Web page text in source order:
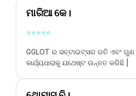
ମାରିଆ କେ।
⭐⭐⭐⭐⭐
GGLOT ର ସବ୍ଟାଇଟ୍ସର ଗତି ଏବଂ
କାର୍ଯ୍ୟଧାରାକୁ ଯଥେଷ୍ଟ ଉନ୍ନତ କରିଛି |